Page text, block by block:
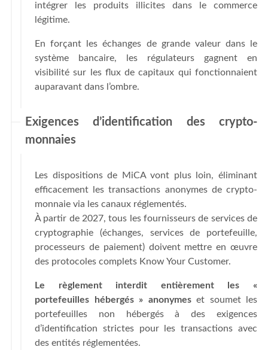
intégrer les produits illicites dans le commerce
légitime.
En forçant les échanges de grande valeur dans le
système bancaire, les régulateurs gagnent en
visibilité sur les flux de capitaux qui fonctionnaient
auparavant dans l’ombre.
Exigences d’identification des crypto-
monnaies
Les dispositions de MiCA vont plus loin, éliminant
efficacement les transactions anonymes de crypto-
monnaie via les canaux réglementés.
À partir de 2027, tous les fournisseurs de services de
cryptographie (échanges, services de portefeuille,
processeurs de paiement) doivent mettre en œuvre
des protocoles complets Know Your Customer.
Le règlement interdit entièrement les «
portefeuilles hébergés » anonymeset soumet les
portefeuilles non hébergés à des exigences
d’identification strictes pour les transactions avec
des entités réglementées.